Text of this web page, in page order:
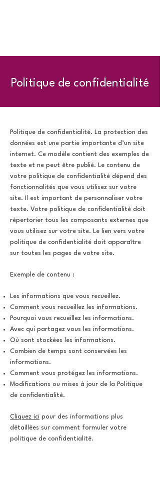
Politique de confidentialité
Politique de confidentialité. La protection des
données est une partie importante d’un site
internet. Ce modèle contient des exemples de
texte et ne peut être publié. Le contenu de
votre politique de confidentialité dépend des
fonctionnalités que vous utilisez sur votre
site. Il est important de personnaliser votre
texte. Votre politique de confidentialité doit
répertorier tous les composants externes que
vous utilisez sur votre site. Le lien vers votre
politique de confidentialité doit apparaître
sur toutes les pages de votre site.
Exemple de contenu :
Les informations que vous recueillez.
Comment vous recueillez les informations.
Pourquoi vous recueillez les informations.
Avec qui partagez vous les informations.
Où sont stockées les informations.
Combien de temps sont conservées les
informations.
Comment vous protégez les informations.
Modifications ou mises à jour de la Politique
de confidentialité.
Cliquez ici pour des informations plus
détaillées sur comment formuler votre
politique de confidentialité.